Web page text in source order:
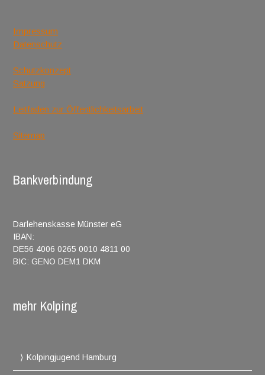
Impressum
Datenschutz
Schutzkonzept
Satzung
Leitfaden zur Öffentlichkeitsarbeit
Sitemap
Bankverbindung
Darlehenskasse Münster eG
IBAN:
DE56 4006 0265 0010 4811 00
BIC: GENO DEM1 DKM
mehr Kolping
Kolpingjugend Hamburg